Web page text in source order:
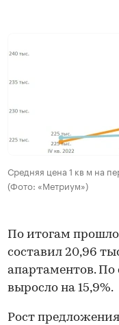
Средняя цена 1 кв м на
(Фото: «Метриум»)
По итогам
составил 20,96
апартаментов.
выросло на 15,9%.
Рост